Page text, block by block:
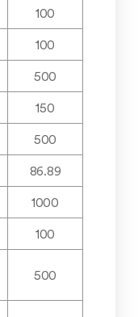
100
100
500
150
500
86.89
1000
100
500